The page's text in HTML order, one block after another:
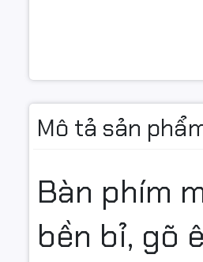
Mô tả sản
Bàn phím
bền bỉ, gõ